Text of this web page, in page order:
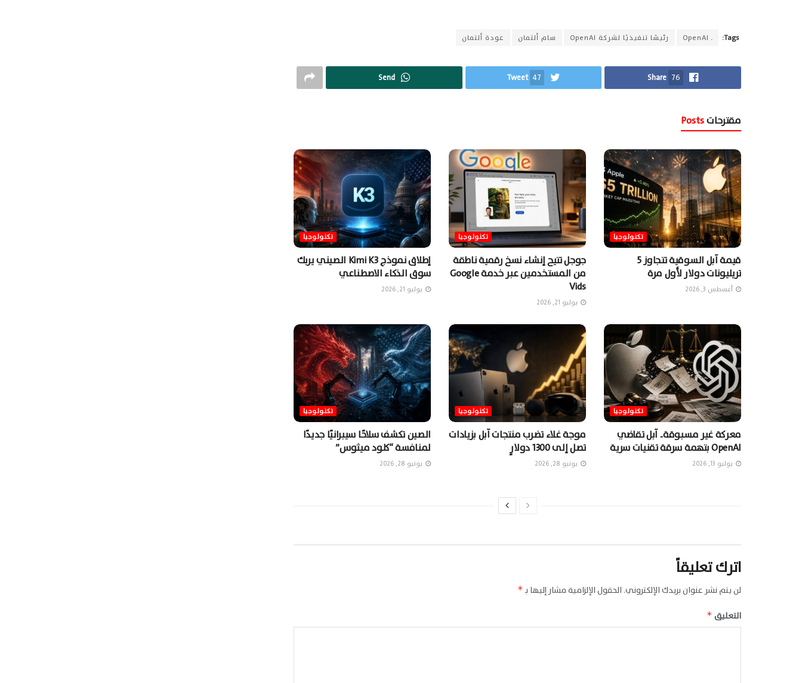
Tags: ـ OpenAI رئيسًا تنفيذيًا لشركة OpenAI سام ألتمان عودة ألتمان
Share 76
Tweet 47
Send
مقترحات
تكنولوجيا
قيمة آبل السوقية تتجاوز 5
تريليونات دولار لأول مرة
أغسطس 3, 2026
تكنولوجيا
جوجل تتيح إنشاء نسخ رقمية ناطقة
من المستخدمين عبر خدمة Google
Vids
يوليو 21, 2026
تكنولوجيا
إطلاق نموذج Kimi K3 الصيني يربك
سوق الذكاء الاصطناعي
يوليو 21, 2026
تكنولوجيا
معركة غير مسبوقة.. آبل تقاضي
OpenAI بتهمة سرقة تقنيات سرية
يوليو 13, 2026
تكنولوجيا
موجة غلاء تضرب منتجات آبل بزيادات
تصل إلى 1300 دولارٍ
يونيو 28, 2026
تكنولوجيا
الصين تكشف سلاحًا سيبرانيًا جديدًا
لمنافسة “كلود ميثوس”
يونيو 28, 2026
اترك تعليقاً
لن يتم نشر عنوان بريدك الإلكتروني. الحقول الإلزامية مشار إليها بـ*
التعليق *